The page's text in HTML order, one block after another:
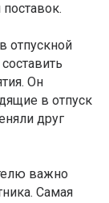
отпускной
Он
в отпуск
друг
важно
Самая